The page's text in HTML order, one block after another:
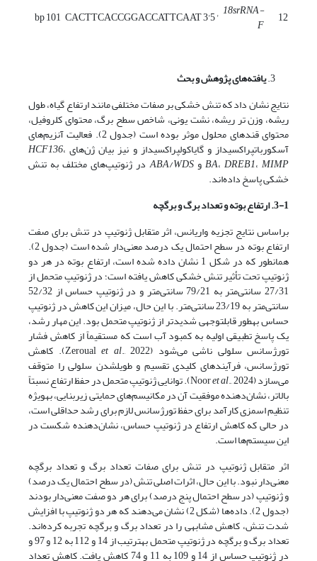
12
18srRNA-
F
' CACTTCACCGGACCATTCAAT 3'5
101 bp
یافته‌های پژوهش و بحث
نتایج نشان داد که تنش خشکی بر صفات مختلفی مانند ارتفاع گیاه، طول
ریشه، وزن تر ریشه، نشت یونی، شاخص سطح برگ، محتوای کلروفیل،
محتوای قندهای محلول موثر بوده است (جدول 2). فعالیت آنزیم‌های
آسکوربات­پراکسیداز و گایاکول­پراکسیداز و نیز بیان ژن‌های HCF136،
BA، DREB1،MIMP و ABA/WDS در ژنوتیپ‌های مختلف به تنش
خشکی پاسخ داده‌اند.
3-1. ارتفاع بوته
و تعداد برگ و برگچه
براساس نتایج تجزیه واریانس، اثر متقابل ژنوتیپ در تنش برای صفت
ارتفاع بوته در سطح احتمال یک درصد معنی‌دار شده است (جدول 2).
همانطور که در شکل 1 نشان داده شده است، ارتفاع بوته در هر دو
ژنوتیپ تحت تأثیر تنش خشکی کاهش یافته است؛ در ژنوتیپ متحمل از
27/31 سانتی‌متر به 79/21 سانتی‌متر و در ژنوتیپ حساس از 52/32
سانتی‌متر به 23/19 سانتی‌متر. با این حال، میزان این کاهش در ژنوتیپ
حساس به­طور قابل­توجهی شدیدتر از ژنوتیپ متحمل بود. این مهار رشد،
یک پاسخ تطبیقی اولیه به کمبود آب است که مستقیماً از کاهش فشار
تورژسانس سلولی ناشی می‌شود (Zeroual et al., 2022). کاهش
تورژسانس، فرآیندهای کلیدی تقسیم و طویل­شدن سلولی را متوقف
می‌سازد (Noor et al., 2024). توانایی ژنوتیپ متحمل در حفظ ارتفاع نسبتاً
بالاتر، نشان‌دهنده موفقیت آن در مکانیسم‌های حمایتی زیربنایی، به­ویژه
تنظیم اسمزی کارآمد برای حفظ تورژسانس لازم برای رشد حداقلی است،
در حالی که کاهش ارتفاع در ژنوتیپ حساس، نشان‌دهنده شکست در
این سیستم‌ها است.
اثر متقابل ژنوتیپ در تنش برای صفات تعداد برگ و تعداد برگچه
معنی‌دار نبود. با این حال، اثرات اصلی تنش (در سطح احتمال یک درصد)
و ژنوتیپ (در سطح احتمال پنج درصد) برای هر دو صفت معنی‌دار بودند
(جدول 2). داده‌ها (شکل 2) نشان می‌دهند که هر دو ژنوتیپ با افزایش
شدت تنش، کاهش مشابهی را در تعداد برگ و برگچه تجربه کرده‌اند.
تعداد برگ و برگچه در ژنوتیپ متحمل به­ترتیب از 14 و 112 به 12 و 97 و
در ژنوتیپ حساس از 14 و 109 به 11 و 74 کاهش یافت. کاهش تعداد